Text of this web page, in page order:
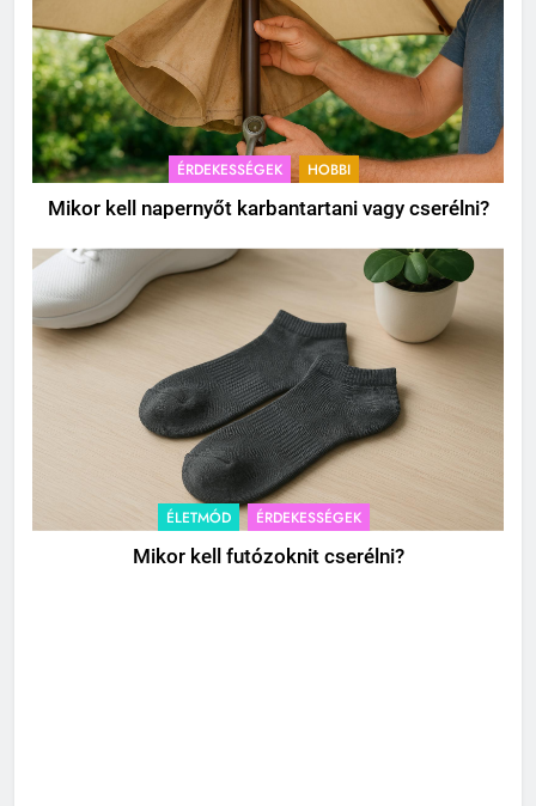
ÉRDEKESSÉGEK HOBBI
Mikor kell napernyőt karbantartani vagy cserélni?
ÉLETMÓD ÉRDEKESSÉGEK
Mikor kell futózoknit cserélni?